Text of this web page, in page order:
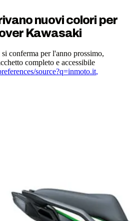
nuovi colori per
Kawasaki
conferma per l'anno prossimo,
completo e accessibile
source?q=inmoto.it,